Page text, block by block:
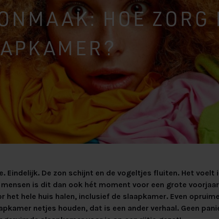
Premium
Eiken
van
HR55
Vlak
maken?
90%
HOE ZORG
Eindelijk. De zon schijnt en de vogeltjes fluiten. Het voelt
is dit dan ook hét moment voor een grote
het hele huis halen, inclusief de slaapkamer. Even
netjes houden, dat is een ander verhaal. Geen